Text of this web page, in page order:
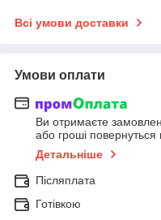
Всі умови доставки
Умови оплати
Ви отримаєте
або гроші повернуться
Детальніше
Післяплата
Готівкою